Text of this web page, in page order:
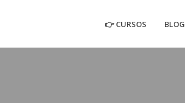
👉 CURSOS BLOG